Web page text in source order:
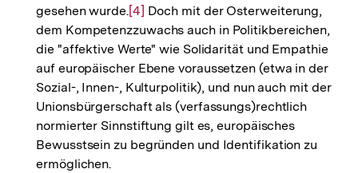
gesehen wurde.Zur
Auflösung
der
Fußnote
[4] Doch mit der Osterweiterung,
dem Kompetenzzuwachs auch in Politikbereichen,
die "affektive Werte" wie Solidarität und Empathie
auf europäischer Ebene voraussetzen (etwa in der
Sozial-, Innen-, Kulturpolitik), und nun auch mit der
Unionsbürgerschaft als (verfassungs)rechtlich
normierter Sinnstiftung gilt es, europäisches
Bewusstsein zu begründen und Identifikation zu
ermöglichen.